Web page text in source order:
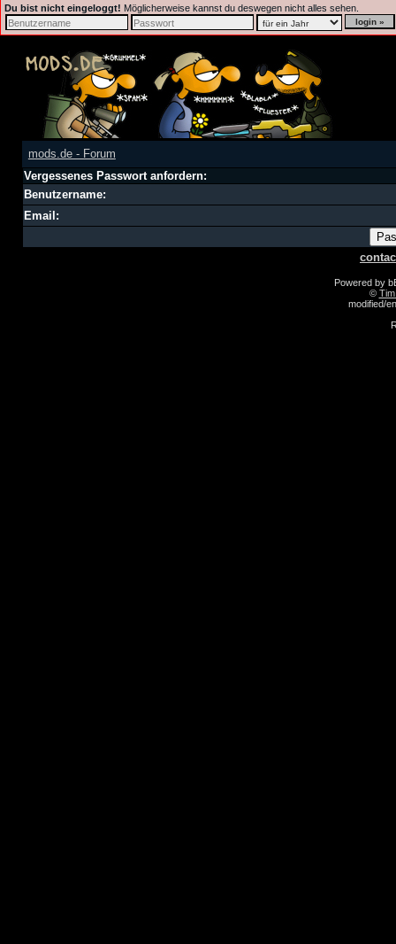
Du bist nicht eingeloggt! Möglicherweise kannst du deswegen nicht alles sehen.
mods.de - Forum
Vergessenes Passwort anfordern:
Benutzername:
Email:
Powered by
©
modified/